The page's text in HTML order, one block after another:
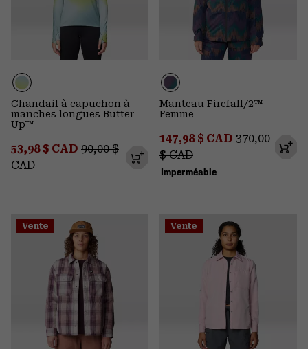
Chandail à capuchon à
manches longues Butter
Up™
Sale price:
53,98 $ CAD Regular price:
90,00 $
CAD
Imperméable
Manteau Firefall/2™
Femme
Sale price:
147,98 $ CAD Regular
370,00
$ CAD
Vente Vente